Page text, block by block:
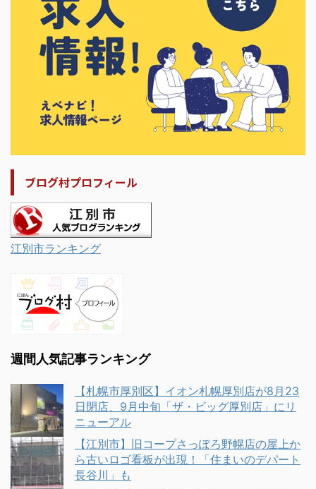
ブログ村プロフィール
江別市ランキング
週間人気記事ランキング
【札幌市厚別区】イオン札幌厚別店が8月23
日閉店、9月中旬「ザ・ビッグ厚別店」にリ
ニューアル
【江別市】旧コープさっぽろ野幌店の屋上か
ら古いロゴ看板が出現！「住まいのデパート
長谷川」も